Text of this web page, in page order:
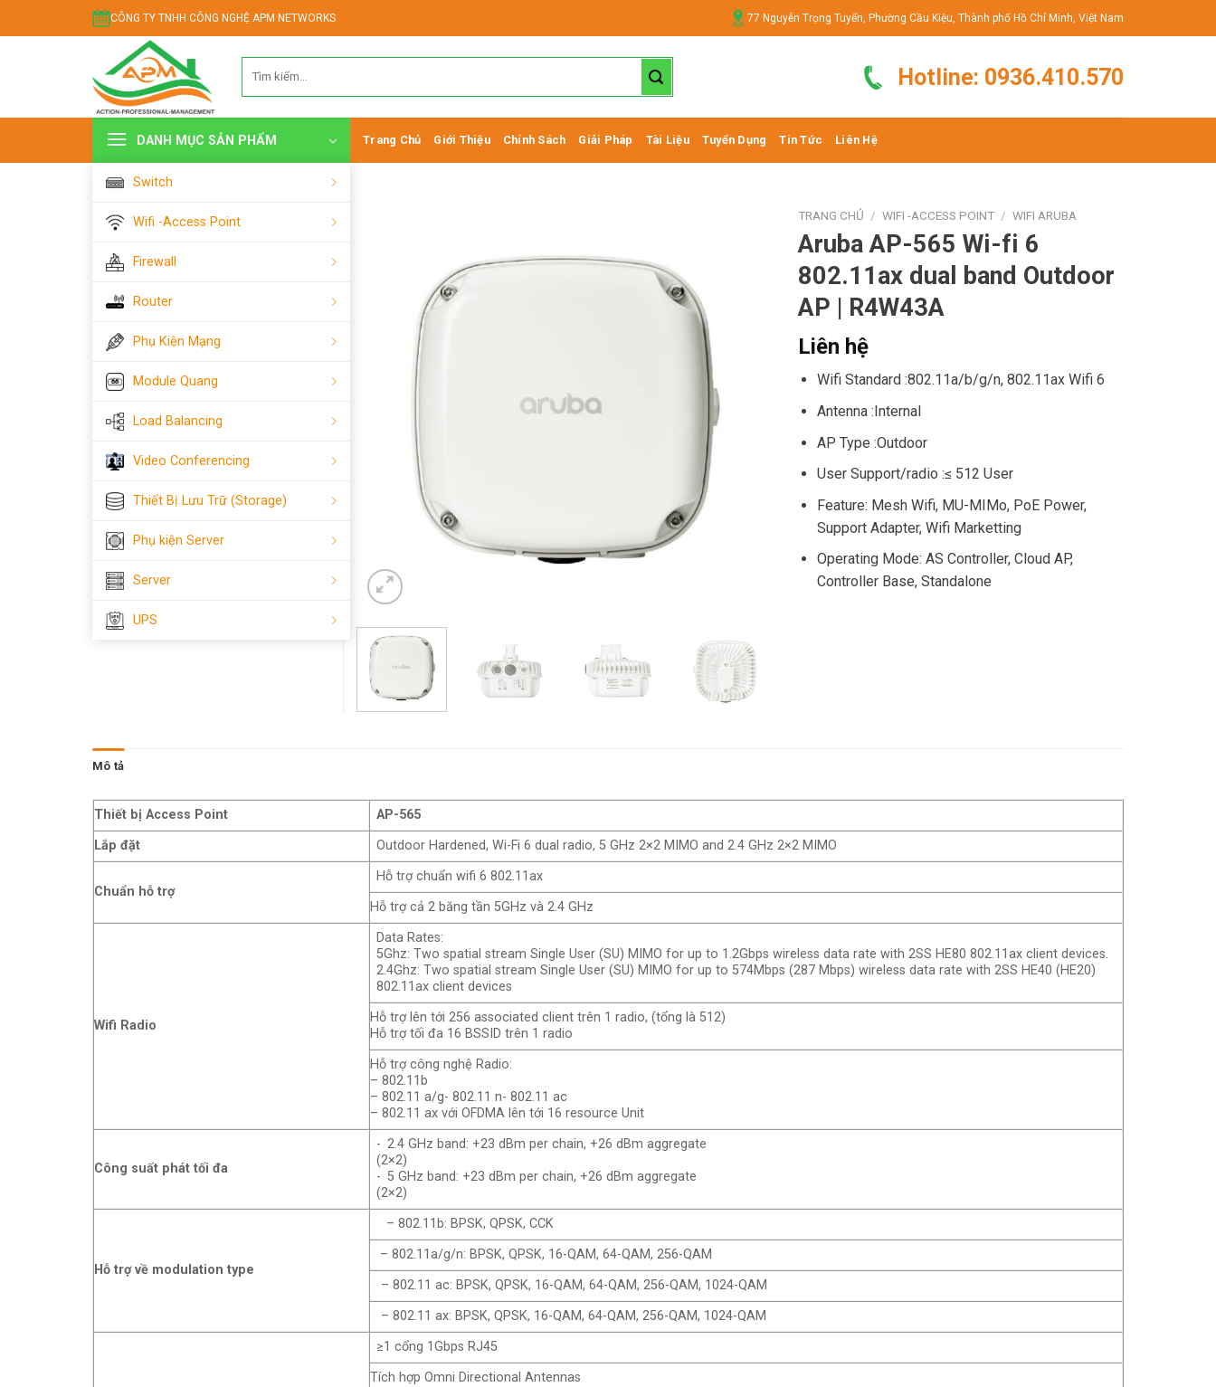
đến
CÔNG TY TNHH CÔNG NGHỆ APM NETWORKS 77 Nguyễn Trọng Tuyển, Phường Cầu Kiệu, Thành phố Hồ Chí Minh, Việt Nam
kiếm:
Hotline: 0936.410.570
DANH MỤC SẢN PHẨM
Switch
Wifi -Access Point
Firewall
Router
Phụ Kiện Mạng
Module Quang
Load Balancing
Video Conferencing
Thiết Bị Lưu Trữ (Storage)
Phụ kiện Server
Server
UPS
Trang Chủ Giới Thiệu Chính Sách Giải Pháp Tài Liệu Tuyển Dụng Tin Tức Liên Hệ
TRANG CHỦ / WIFI -ACCESS POINT / WIFI ARUBA
Aruba AP-565 Wi-fi 6
802.11ax dual band Outdoor
AP | R4W43A
Liên hệ
Wifi Standard :802.11a/b/g/n, 802.11ax Wifi 6
Antenna :Internal
AP Type :Outdoor
User Support/radio :≤ 512 User
Feature: Mesh Wifi, MU-MIMo, PoE Power,
Support Adapter, Wifi Marketting
Operating Mode: AS Controller, Cloud AP,
Controller Base, Standalone
Mô tả
Thiết bị Access Point
AP-565
Lắp đặt
Outdoor Hardened, Wi-Fi 6 dual radio, 5 GHz 2×2 MIMO and 2.4 GHz 2×2 MIMO
Chuẩn hỗ trợ
Hỗ trợ chuẩn wifi 6 802.11ax
Hỗ trợ cả 2 băng tần 5GHz và 2.4 GHz
Wifi Radio
Data Rates:
5Ghz: Two spatial stream Single User (SU) MIMO for up to 1.2Gbps wireless data rate with 2SS HE80 802.11ax client devices.
2.4Ghz: Two spatial stream Single User (SU) MIMO for up to 574Mbps (287 Mbps) wireless data rate with 2SS HE40 (HE20)
802.11ax client devices
Hỗ trợ lên tới 256 associated client trên 1 radio, (tổng là 512)
Hỗ trợ tối đa 16 BSSID trên 1 radio
Hỗ trợ công nghệ Radio:
– 802.11b
– 802.11 a/g- 802.11 n- 802.11 ac
– 802.11 ax với OFDMA lên tới 16 resource Unit
Công suất phát tối đa
- 2.4 GHz band: +23 dBm per chain, +26 dBm aggregate
(2×2)
- 5 GHz band: +23 dBm per chain, +26 dBm aggregate
(2×2)
Hỗ trợ về modulation type
– 802.11b: BPSK, QPSK, CCK
– 802.11a/g/n: BPSK, QPSK, 16-QAM, 64-QAM, 256-QAM
– 802.11 ac: BPSK, QPSK, 16-QAM, 64-QAM, 256-QAM, 1024-QAM
– 802.11 ax: BPSK, QPSK, 16-QAM, 64-QAM, 256-QAM, 1024-QAM
≥1 cổng 1Gbps RJ45
Tích hợp Omni Directional Antennas